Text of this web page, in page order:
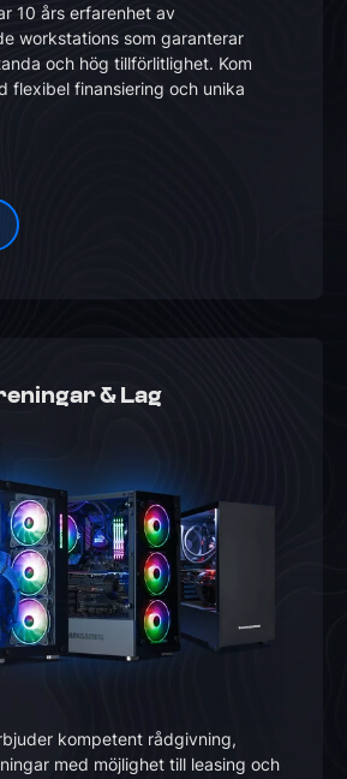
10 års erfarenhet av
workstations som garanterar
och hög tillförlitlighet. Kom
flexibel finansiering och unika
& Lag
kompetent rådgivning,
med möjlighet till leasing och